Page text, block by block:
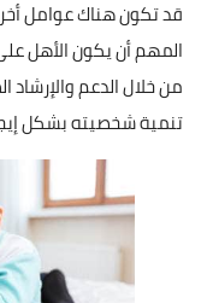
قد تكون هناك عوامل
المهم أن يكون الأهل
من خلال الدعم
تنمية شخصيته بشكل